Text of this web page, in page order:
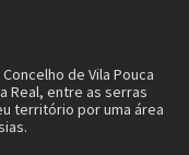
de Vila Pouca
Real, entre as serras
território por uma área